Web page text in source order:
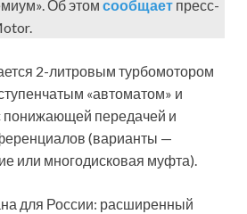
Об этом сообщает пресс-
2-литровым турбомотором
«автоматом» и
передачей и
(варианты —
или многодисковая муфта).
для России: расширенный